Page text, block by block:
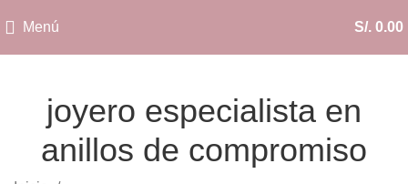
Menú S/. 0.00
joyero especialista en
anillos de compromiso